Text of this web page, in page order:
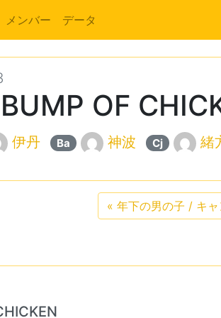
メンバー データ
OF
伊丹 Ba 神波 Cj 緒
« 年下の男の子 / キ